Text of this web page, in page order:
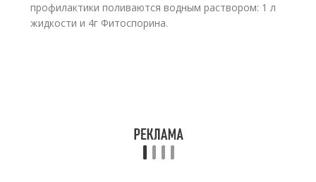
профилактики поливаются водным раствором: 1 л
жидкости и 4г Фитоспорина.